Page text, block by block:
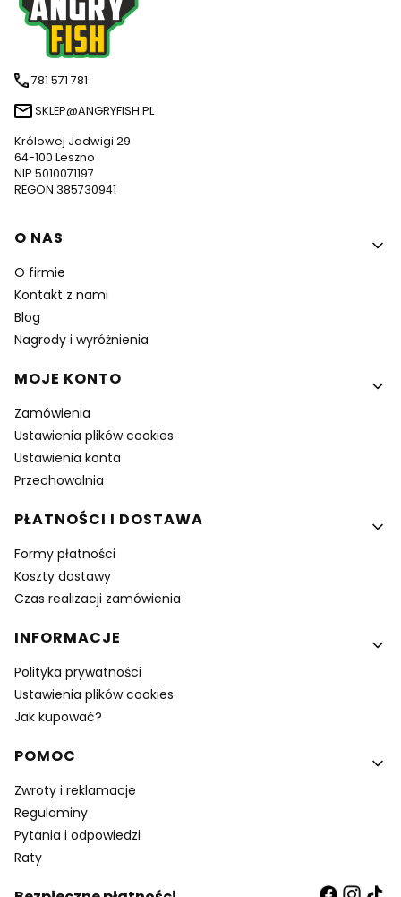
781 571 781
SKLEP@ANGRYFISH.PL
Królowej Jadwigi 29
64-100 Leszno
NIP 5010071197
REGON 385730941
Linki w stopce
O NAS
O firmie
Kontakt z nami
Blog
Nagrody i wyróżnienia
MOJE KONTO
Zamówienia
Ustawienia plików cookies
Ustawienia konta
Przechowalnia
PŁATNOŚCI I DOSTAWA
Formy płatności
Koszty dostawy
Czas realizacji zamówienia
INFORMACJE
Polityka prywatności
Ustawienia plików cookies
Jak kupować?
POMOC
Zwroty i reklamacje
Regulaminy
Pytania i odpowiedzi
Raty